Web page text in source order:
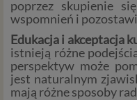
poprzez skupienie
wspomnień i
Edukacja i akceptacja
istnieją różne
perspektyw może
jest naturalnym
mają różne sposoby